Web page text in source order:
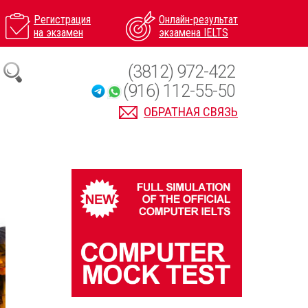
Регистрация
на экзамен
Онлайн-результат
экзамена IELTS
ОБРАТНАЯ СВЯЗЬ
(3812) 972-422
(916) 112-55-50